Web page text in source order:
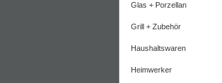
Glas + Porzellan
Grill + Zubehör
Haushaltswaren
Heimwerker